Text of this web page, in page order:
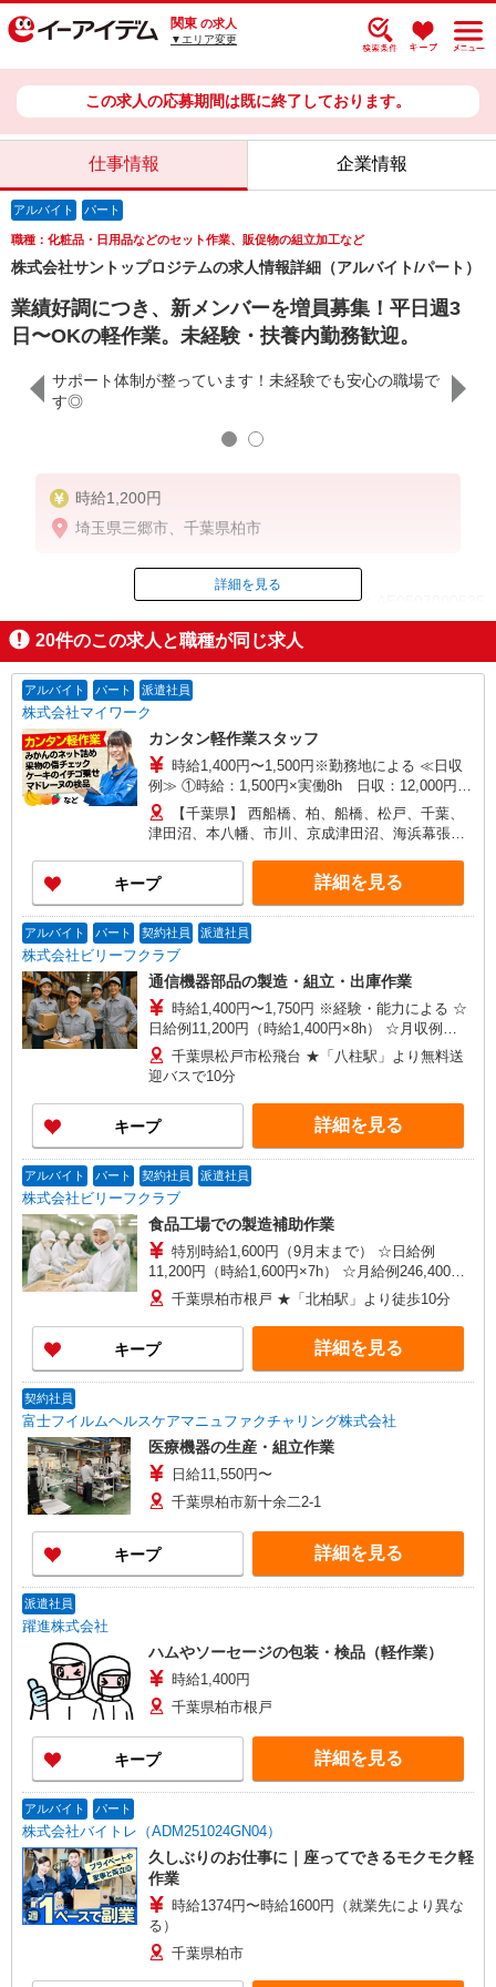
関東 の求人
▼エリア変更
この求人の応募期間は既に終了しております。
仕事情報 企業情報
アルバイト パート
職種：化粧品・日用品などのセット作業、販促物の組立加工など
株式会社サントップロジテムの求人情報詳細（アルバイト/パート）
業績好調につき、新メンバーを増員募集！平日週3
日〜OKの軽作業。未経験・扶養内勤務歓迎。
を扱 サポート体制が整っています！未経験でも安心の職場で
す◎
化粧
うた
時給1,200円
埼玉県三郷市、千葉県柏市
ID：AE0507000535
掲載期間終了
詳細を見る
20件のこの求人と職種が同じ求人
アルバイト パート 派遣社員
株式会社マイワーク
カンタン軽作業スタッフ
時給1,400円〜1,500円※勤務地による ≪日収
例≫ ①時給：1,500円×実働8h 日収：12,000円
②時給：1,450円×実働8h+期間限定特別手当：400
円 日収：12,000円 ③時給：1,400円×実働8h+期
間限定特別手当：800円 日収：12,000円 ◎日払
い・週払い選択可能（日払いは手数料なし） ◎残
業手当、リーダー手当、深夜手当あり！
【千葉県】 西船橋、柏、船橋、松戸、千葉、
津田沼、本八幡、市川、京成津田沼、海浜幕張、
沼、南柏、行徳、馬橋、他 他にも一都三県各地に
あり。ご希望をお聞かせください。 ☆送迎バス有
／バイク・自転車通勤OKなどの勤務地もアリ
キープ 詳細を見る
アルバイト パート 契約社員 派遣社員
株式会社ビリーフクラブ
通信機器部品の製造・組立・出庫作業
時給1,400円〜1,750円 ※経験・能力による ☆
日給例11,200円（時給1,400円×8h） ☆月収例
246,400円（時給1,400円×8h×22日）
千葉県松戸市松飛台 ★「八柱駅」より無料送
迎バスで10分
キープ 詳細を見る
アルバイト パート 契約社員 派遣社員
株式会社ビリーフクラブ
食品工場での製造補助作業
特別時給1,600円（9月末まで） ☆日給例
11,200円（時給1,600円×7h） ☆月給例246,400円
（時給1,600円×7h×22日） 時給1,350円〜1,688円
（通常時給） ※経験・能力等による
千葉県柏市根戸 ★「北柏駅」より徒歩10分
キープ 詳細を見る
契約社員
富士フイルムヘルスケアマニュファクチャリング株式会社
医療機器の生産・組立作業
日給11,550円〜
千葉県柏市新十余二2-1
キープ 詳細を見る
派遣社員
躍進株式会社
ハムやソーセージの包装・検品（軽作業）
時給1,400円
千葉県柏市根戸
キープ 詳細を見る
アルバイト パート
株式会社バイトレ（ADM251024GN04）
久しぶりのお仕事に｜座ってできるモクモク軽
作業
時給1374円〜時給1600円（就業先により異な
る）
千葉県柏市